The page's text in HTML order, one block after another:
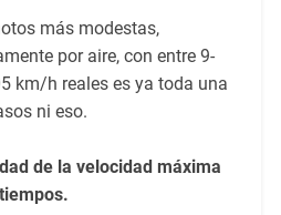
más modestas,
por aire, con entre 9-
km/h reales es ya toda una
ni eso.
de la velocidad máxima